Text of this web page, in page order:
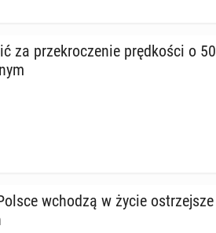
za prze­kro­cze­nie pręd­ko­ści o 50
wchodzą w życie ostrzej­sze